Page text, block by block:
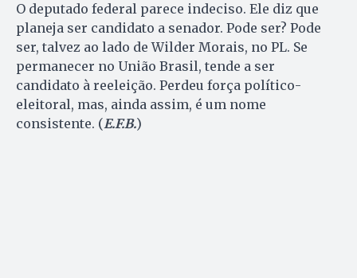
O deputado federal parece indeciso. Ele diz que
planeja ser candidato a senador. Pode ser? Pode
ser, talvez ao lado de Wilder Morais, no PL. Se
permanecer no União Brasil, tende a ser
candidato à reeleição. Perdeu força político-
eleitoral, mas, ainda assim, é um nome
consistente. (E.F.B.)